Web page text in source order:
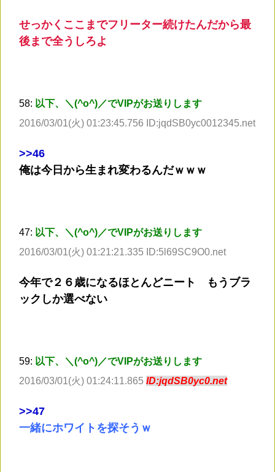
せっかくここまでフリーター続けたんだから最
後まで全うしろよ
58: 以下、＼(^o^)／でVIPがお送りします
2016/03/01(火) 01:23:45.756 ID:jqdSB0yc0012345.net
>>46
俺は今日から生まれ変わるんだｗｗｗ
47: 以下、＼(^o^)／でVIPがお送りします
2016/03/01(火) 01:21:21.335 ID:5l69SC9O0.net
今年で２６歳になるほとんどニート もうブラ
ックしか選べない
59: 以下、＼(^o^)／でVIPがお送りします
2016/03/01(火) 01:24:11.865 ID:jqdSB0yc0.net
>>47
一緒にホワイトを探そうｗ